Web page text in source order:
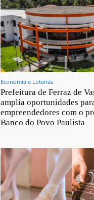
Economia e Loterias
Prefeitura de Ferraz de
amplia oportunidades
empreendedores com o
Banco do Povo Paulista